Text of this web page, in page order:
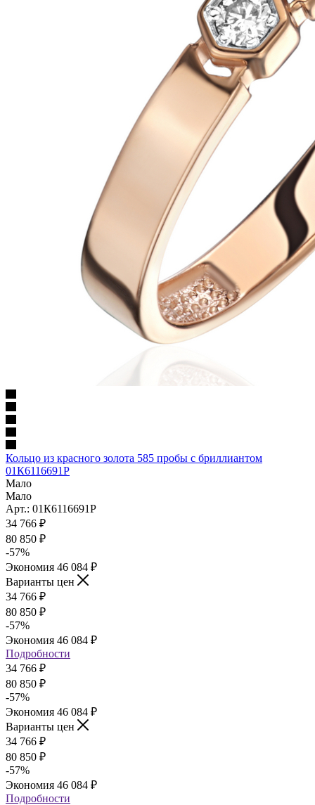
Кольцо из красного золота 585 пробы с бриллиантом
01К6116691Р
Мало
Мало
Арт.: 01К6116691Р
34 766 ₽
80 850 ₽
-57%
Экономия 46 084 ₽
Варианты цен
34 766 ₽
80 850 ₽
-57%
Экономия 46 084 ₽
Подробности
34 766 ₽
80 850 ₽
-57%
Экономия 46 084 ₽
Варианты цен
34 766 ₽
80 850 ₽
-57%
Экономия 46 084 ₽
Подробности